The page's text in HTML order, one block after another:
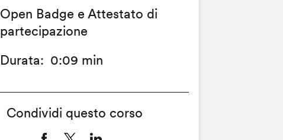
Open Badge e Attestato di
partecipazione
Durata
0:09 min
Condividi questo corso